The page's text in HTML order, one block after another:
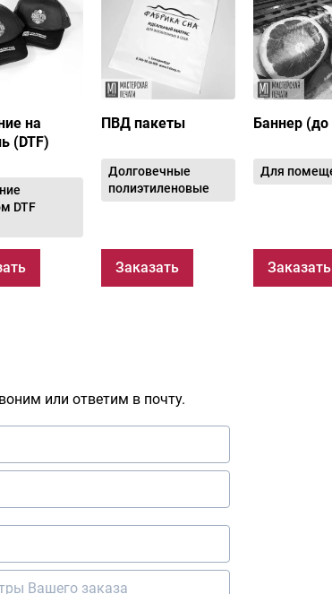
на
(DTF)
DTF
ПВД пакеты
Долговечные
полиэтиленовые
Заказать
Баннер
Для
Заказать
или ответим в почту.